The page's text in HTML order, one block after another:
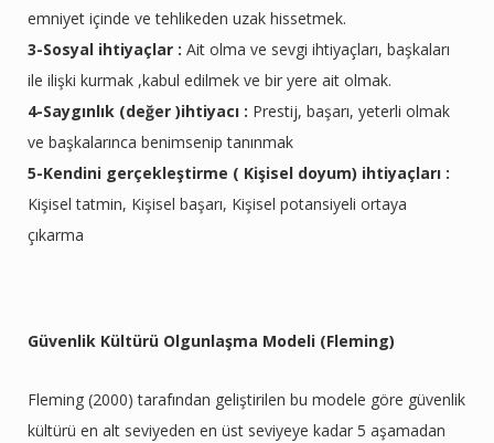
emniyet içinde ve tehlikeden uzak hissetmek.
3-Sosyal ihtiyaçlar : Ait olma ve sevgi ihtiyaçları, başkaları
ile ilişki kurmak ,kabul edilmek ve bir yere ait olmak.
4-Saygınlık (değer )ihtiyacı : Prestij, başarı, yeterli olmak
ve başkalarınca benimsenip tanınmak
5-Kendini gerçekleştirme ( Kişisel doyum) ihtiyaçları :
Kişisel tatmin, Kişisel başarı, Kişisel potansiyeli ortaya
çıkarma
Güvenlik Kültürü Olgunlaşma Modeli (Fleming)
Fleming (2000) tarafından geliştirilen bu modele göre güvenlik
kültürü en alt seviyeden en üst seviyeye kadar 5 aşamadan